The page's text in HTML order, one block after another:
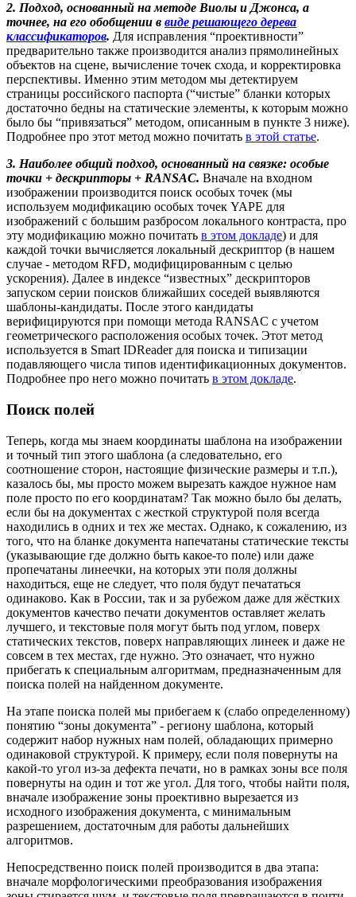
2. Подход, основанный на методе Виолы и Джонса, а
точнее, на его обобщении в виде решающего дерева
классификаторов. Для исправления “проективности”
предварительно также производится анализ прямолинейных
объектов на сцене, вычисление точек схода, и корректировка
перспективы. Именно этим методом мы детектируем
страницы российского паспорта (“чистые” бланки которых
достаточно бедны на статические элементы, к которым можно
было бы “привязаться” методом, описанным в пункте 3 ниже).
Подробнее про этот метод можно почитать в этой статье.
3. Наиболее общий подход, основанный на связке: особые
точки + дескрипторы + RANSAC. Вначале на входном
изображении производится поиск особых точек (мы
используем модификацию особых точек YAPE для
изображений с большим разбросом локального контраста, про
эту модификацию можно почитать в этом докладе) и для
каждой точки вычисляется локальный дескриптор (в нашем
случае - методом RFD, модифицированным с целью
ускорения). Далее в индексе “известных” дескрипторов
запуском серии поисков ближайших соседей выявляются
шаблоны-кандидаты. После этого кандидаты
верифицируются при помощи метода RANSAC с учетом
геометрического расположения особых точек. Этот метод
используется в Smart IDReader для поиска и типизации
подавляющего числа типов идентификационных документов.
Подробнее про него можно почитать в этом докладе.
Поиск полей
Теперь, когда мы знаем координаты шаблона на изображении
и точный тип этого шаблона (а следовательно, его
соотношение сторон, настоящие физические размеры и т.п.),
казалось бы, мы просто можем вырезать каждое нужное нам
поле просто по его координатам? Так можно было бы делать,
если бы на документах с жесткой структурой поля всегда
находились в одних и тех же местах. Однако, к сожалению, из
того, что на бланке документа напечатаны статические тексты
(указывающие где должно быть какое-то поле) или даже
пропечатаны линеечки, на которых эти поля должны
находиться, еще не следует, что поля будут печататься
одинаково. Как в России, так и за рубежом даже для жёстких
документов качество печати документов оставляет желать
лучшего, и текстовые поля могут быть под углом, поверх
статических текстов, поверх направляющих линеек и даже не
совсем в тех местах, где нужно. Это означает, что нужно
прибегать к специальным алгоритмам, предназначенным для
поиска полей на найденном документе.
На этапе поиска полей мы прибегаем к (слабо определенному)
понятию “зоны документа” - региону шаблона, который
содержит набор нужных нам полей, обладающих примерно
одинаковой структурой. К примеру, если поля повернуты на
какой-то угол из-за дефекта печати, но в рамках зоны все поля
повернуты на один и тот же угол. Для того, чтобы найти поля,
вначале изображение зоны проективно вырезается из
исходного изображения документа, с минимальным
разрешением, достаточным для работы дальнейших
алгоритмов.
Непосредственно поиск полей производится в два этапа:
вначале морфологическими преобразования изображения